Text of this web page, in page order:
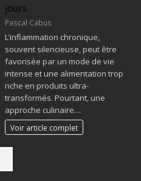
jours
Pascal Cabus
L’inflammation chronique,
souvent silencieuse, peut être
favorisée par un mode de vie
intense et une alimentation trop
riche en produits ultra-
transformés. Pourtant, une
approche culinaire…
Voir article complet